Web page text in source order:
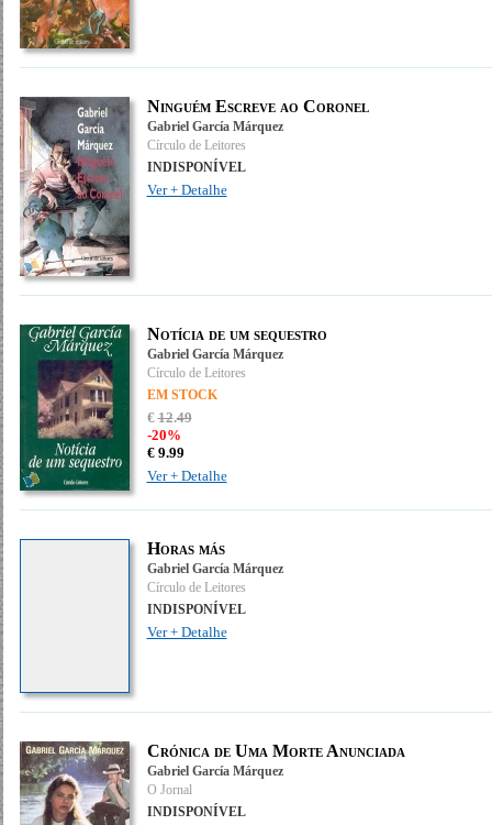
Ninguém Escreve ao Coronel
Gabriel García Márquez
Círculo de Leitores
INDISPONÍVEL
Ver + Detalhe
Notícia de um sequestro
Gabriel García Márquez
Círculo de Leitores
EM STOCK
€12.49
-20%
€ 9.99
Ver + Detalhe
Horas más
Gabriel García Márquez
Círculo de Leitores
INDISPONÍVEL
Ver + Detalhe
Crónica de Uma Morte Anunciada
Gabriel García Márquez
O Jornal
INDISPONÍVEL